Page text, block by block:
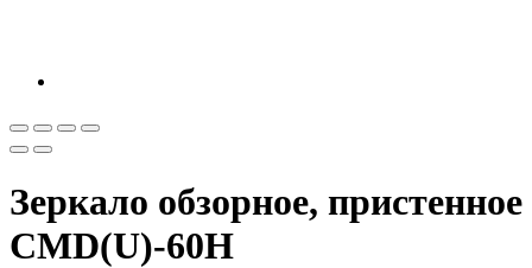
Зеркало обзорное, пристенное
CMD(U)-60H